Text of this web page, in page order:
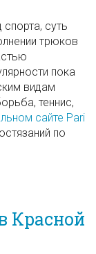
суть
трюков
пока
видам
теннис,
сайте Pari
по
Красной